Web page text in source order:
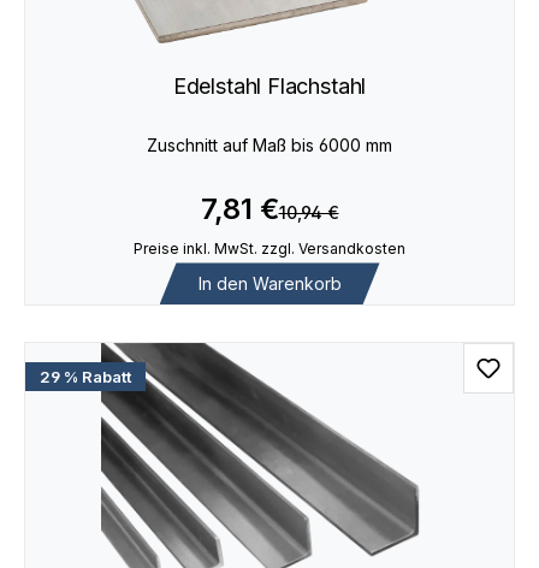
Edelstahl Flachstahl
Zuschnitt auf Maß bis 6000 mm
7,81 €10,94 €
Preise inkl. MwSt. zzgl. Versandkosten
In den Warenkorb
29 % Rabatt